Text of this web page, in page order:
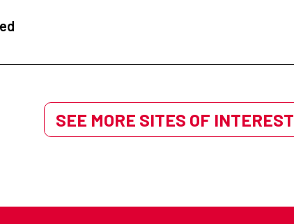
SEE MORE SITES OF INTEREST